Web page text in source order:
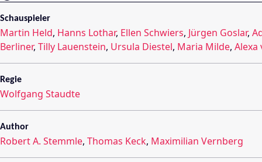
Schauspieler
Martin Held, Hanns Lothar, Ellen Schwiers, Jürgen Goslar,
Berliner, Tilly Lauenstein, Ursula Diestel, Maria Milde, Alexa
Regie
Wolfgang Staudte
Author
Robert A. Stemmle, Thomas Keck, Maximilian Vernberg